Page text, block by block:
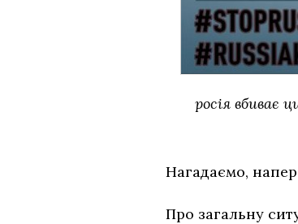
росія вбиває
Нагадаємо,
Про загальну